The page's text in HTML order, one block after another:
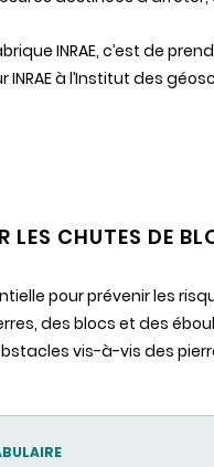
INRAE, c’est de
INRAE à l’Institut des
LES CHUTES DE
pour prévenir les
des blocs et des
vis-à-vis des